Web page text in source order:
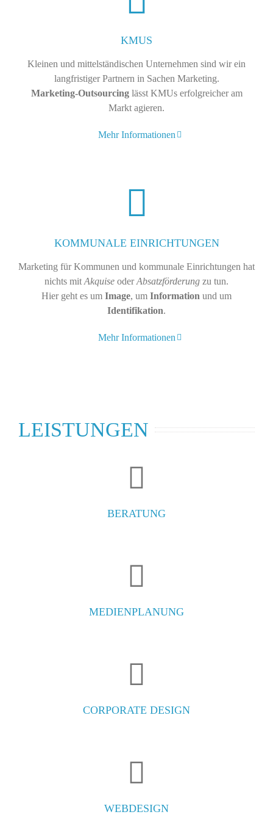
KMUS
Kleinen und mittelständischen Unternehmen sind wir ein
langfristiger Partnern in Sachen Marketing.
Marketing-Outsourcinglässt KMUs erfolgreicher am
Markt agieren.
Mehr Informationen
KOMMUNALE EINRICHTUNGEN
Marketing für Kommunen und kommunale Einrichtungen hat
nichts mit Akquise oderAbsatzförderung zu tun.
Hier geht es um Image, um Information und um
Identifikation.
Mehr Informationen
LEISTUNGEN
BERATUNG
MEDIENPLANUNG
CORPORATE DESIGN
WEBDESIGN